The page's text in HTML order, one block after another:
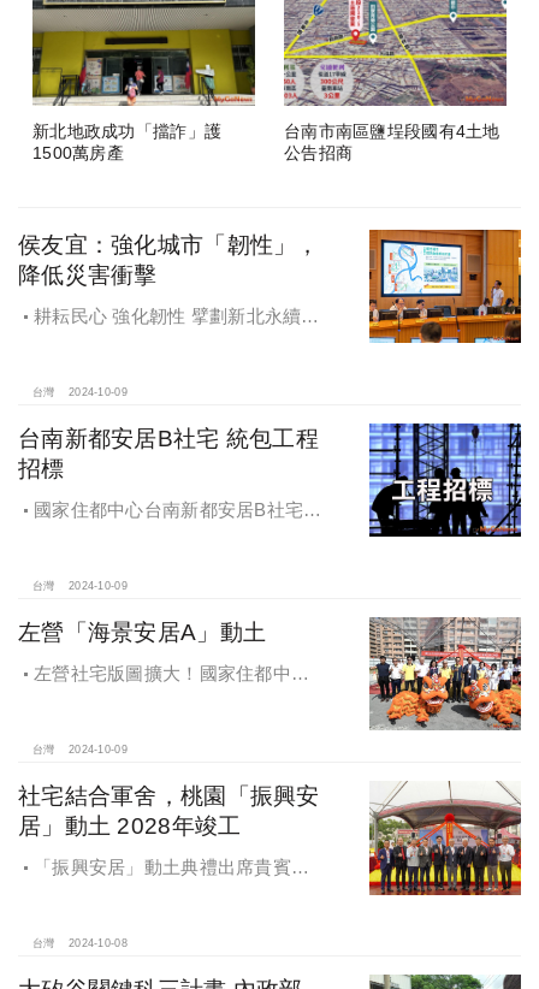
新北地政成功「擋詐」護
1500萬房產
台南市南區鹽埕段國有4土地
公告招商
侯友宜：強化城市「韌性」，
降低災害衝擊
耕耘民心 強化韌性 擘劃新北永續宜
台灣 2024-10-09
台南新都安居B社宅 統包工程
招標
國家住都中心台南新都安居B社宅
台灣 2024-10-09
左營「海景安居A」動土
左營社宅版圖擴大！國家住都中心
台灣 2024-10-09
社宅結合軍舍，桃園「振興安
居」動土 2028年竣工
「振興安居」動土典禮出席貴賓有
財政部國有財產署曾國基署長、桃園
市都市發展局江南志局長等各方嘉
台灣 2024-10-08